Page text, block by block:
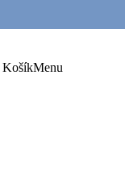
KošíkMenu